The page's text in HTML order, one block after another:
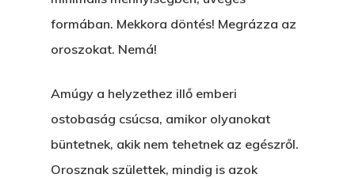
formában. Mekkora döntés! Megrázza az
oroszokat. Nemá!
Amúgy a helyzethez illő emberi
ostobaság csúcsa, amikor olyanokat
büntetnek, akik nem tehetnek az egészről.
Orosznak születtek, mindig is azok